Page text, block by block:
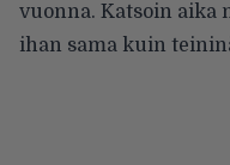
vuonna. Katsoin aika
ihan sama kuin